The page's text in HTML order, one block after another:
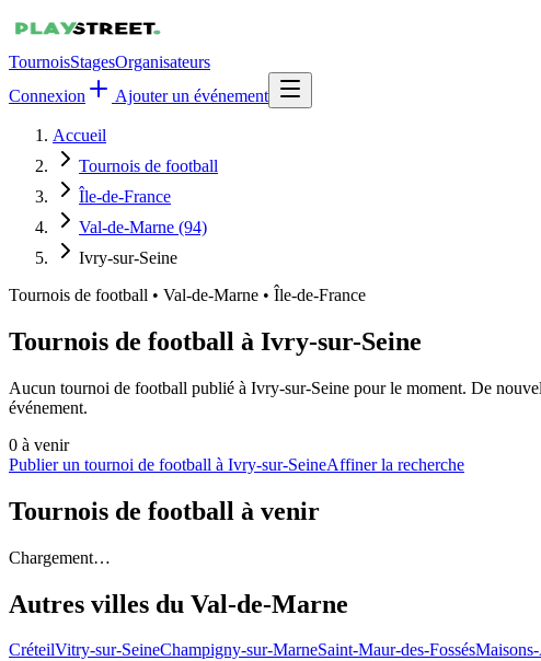
TournoisStagesOrganisateurs
Connexion
Ajouter un événement
Accueil
Tournois de football
Île-de-France
Val-de-Marne (94)
Ivry-sur-Seine
Tournois de football • Val-de-Marne • Île-de-France
Tournois de football à Ivry-sur-Seine
Aucun tournoi de football publié à Ivry-sur-Seine pour le moment. De
événement.
0 à venir
Publier un tournoi de football à Ivry-sur-SeineAffiner la recherche
Tournois de football à venir
Chargement…
Autres villes du Val-de-Marne
CréteilVitry-sur-SeineChampigny-sur-MarneSaint-Maur-des-Fossés